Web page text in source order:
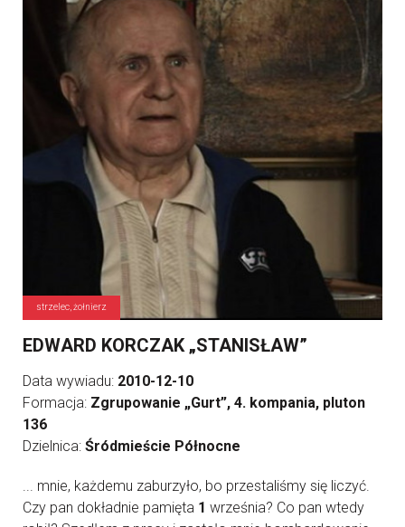
strzelec, żołnierz
EDWARD KORCZAK „STANISŁAW”
Data wywiadu: 2010-12-10
Formacja: Zgrupowanie „Gurt”, 4. kompania, pluton
136
Dzielnica: Śródmieście Północne
... mnie, każdemu zaburzyło, bo przestaliśmy się liczyć.
Czy pan dokładnie pamięta 1 września? Co pan wtedy